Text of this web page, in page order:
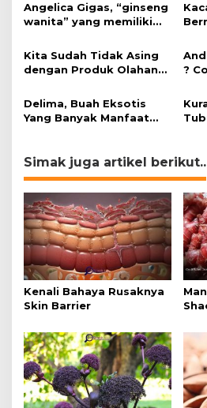
Angelica Gigas, “ginseng
wanita” yang memiliki
Kita Sudah Tidak Asing
dengan Produk Olahan
Tahu Manfaatnya untuk
Kesehatan?
?
Delima, Buah Eksotis
Yang Banyak Manfaat
Simak juga artikel berikut..
Kenali Bahaya Rusaknya
Skin Barrier